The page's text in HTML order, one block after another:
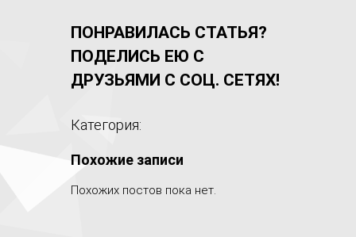
ПОНРАВИЛАСЬ СТАТЬЯ?
ПОДЕЛИСЬ ЕЮ С
ДРУЗЬЯМИ С СОЦ. СЕТЯХ!
Категория:
Похожие записи
Похожих постов пока нет.